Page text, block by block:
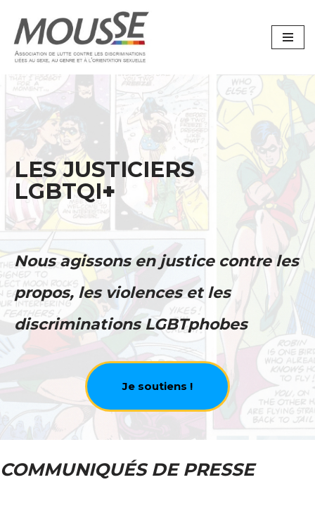
Aller
au
contenu
LES JUSTICIERS
LGBTQI+
Nous agissons en justice contre les
propos, les violences et les
discriminations LGBTphobes
Je soutiens !
COMMUNIQUÉS DE PRESSE